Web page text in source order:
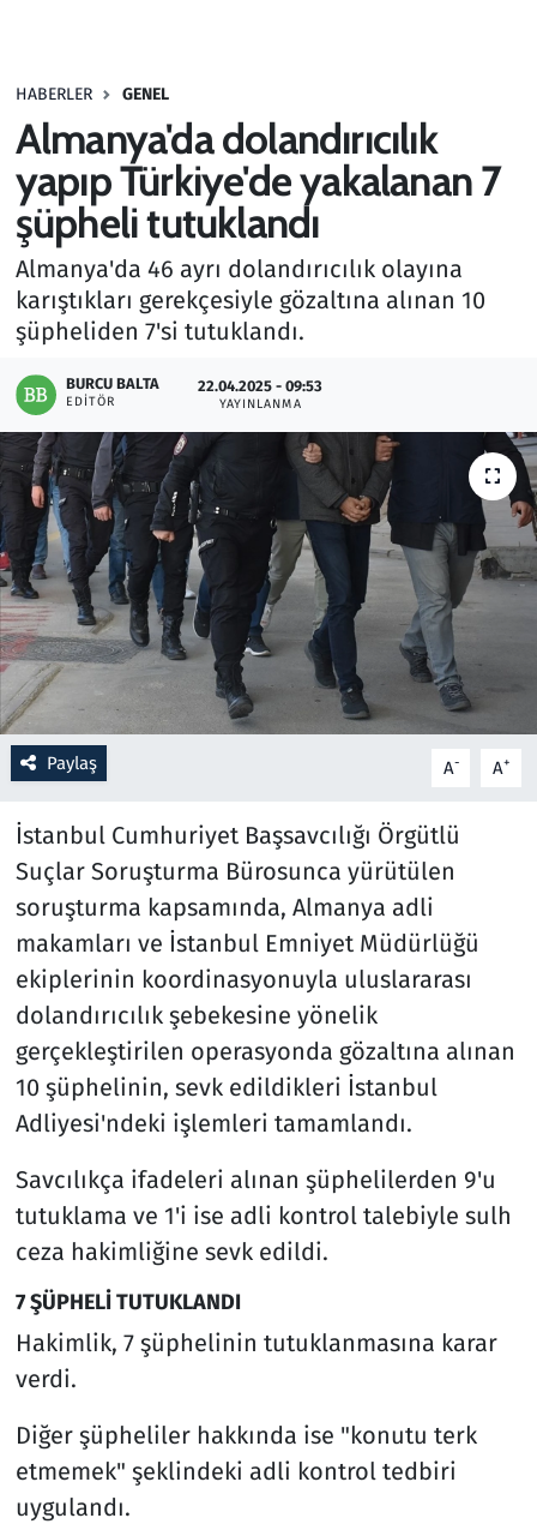
HABERLER GENEL
Almanya'da dolandırıcılık
yapıp Türkiye'de yakalanan 7
şüpheli tutuklandı
Almanya'da 46 ayrı dolandırıcılık olayına
karıştıkları gerekçesiyle gözaltına alınan 10
şüpheliden 7'si tutuklandı.
BURCU BALTA
EDITÖR
22.04.2025 - 09:53
YAYINLANMA
Paylaş A- A+
İstanbul Cumhuriyet Başsavcılığı Örgütlü
Suçlar Soruşturma Bürosunca yürütülen
soruşturma kapsamında, Almanya adli
makamları ve İstanbul Emniyet Müdürlüğü
ekiplerinin koordinasyonuyla uluslararası
dolandırıcılık şebekesine yönelik
gerçekleştirilen operasyonda gözaltına alınan
10 şüphelinin, sevk edildikleri İstanbul
Adliyesi'ndeki işlemleri tamamlandı.
Savcılıkça ifadeleri alınan şüphelilerden 9'u
tutuklama ve 1'i ise adli kontrol talebiyle sulh
ceza hakimliğine sevk edildi.
7 ŞÜPHELİ TUTUKLANDI
Hakimlik, 7 şüphelinin tutuklanmasına karar
verdi.
Diğer şüpheliler hakkında ise "konutu terk
etmemek" şeklindeki adli kontrol tedbiri
uygulandı.
Haber
Kültür Sanat
Kurumsal Haberler
Lezzet Durağı
Memur ve Kamu
Otomobil
Oyun
Ramazan
Resmi İlanlar
Rüya Tabirleri
Sağlık
Savunma Sanayi
Seçim 2023
Spor
Teknoloji ve Bilim
Televizyon